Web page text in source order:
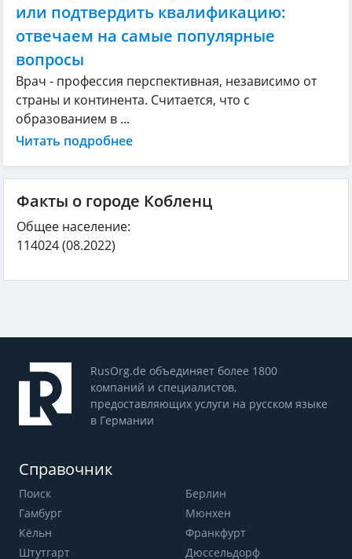
или подтвердить квалификацию:
отвечаем на самые популярные
вопросы
Врач - профессия перспективная, независимо от
страны и континента. Считается, что с
образованием в ...
Читать подробнее
Факты о городе Кобленц
Общее население:
114024(08.2022)
RusOrg.de объединяет более 1800
компаний и специалистов,
предоставляющих услуги на русском языке
в Германии
Справочник
Поиск
Берлин
Гамбург
Мюнхен
Кёльн
Франкфурт
Штутгарт
Дюссельдорф